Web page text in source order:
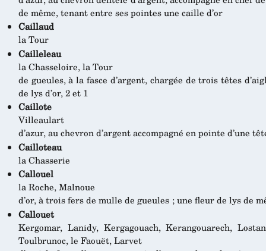
de même, tenant entre ses pointes une caille d’or
Caillaud
la Tour
Cailleleau
la Chasseloire, la Tour
de gueules, à la fasce d’argent, chargée de trois têtes
de lys d’or, 2 et 1
Caillote
Villeaulart
d’azur, au chevron d’argent accompagné en pointe d’une
Cailloteau
la Chasserie
Callouel
la Roche, Malnoue
d’or, à trois fers de mulle de gueules ; une fleur de lys de
Callouet
Kergomar, Lanidy, Kergagouach, Kerangouarech,
Toulbrunoc, le Faouët, Larvet